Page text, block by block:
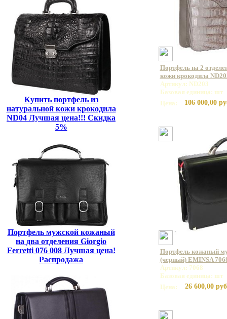
Купить портфель из
натуральной кожи крокодила
ND04 Лучшая цена!!! Скидка
5%
Портфель мужской кожаный
на два отделения Giorgio
Ferretti 076 008 Лучшая цена!
Распродажа
Портфель на 2
кожи крокодила
Артикул: ND203
Базовая единица: шт
Цена:
106 000,00
Портфель кожаный
(черный) EMINSA
Артикул: 7068
Базовая единица: шт
Цена:
26 600,00